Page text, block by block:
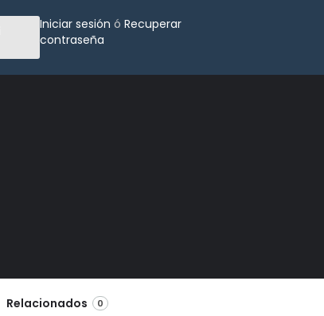
Iniciar sesión óRecuperar
contraseña
Relacionados 0